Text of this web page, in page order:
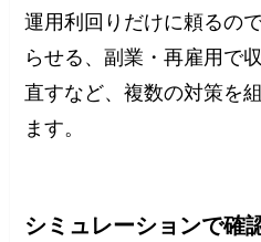
運用利回りだけに頼るの
らせる、副業・再雇用で
直すなど、複数の対策を
ます。
シミュレーションで確